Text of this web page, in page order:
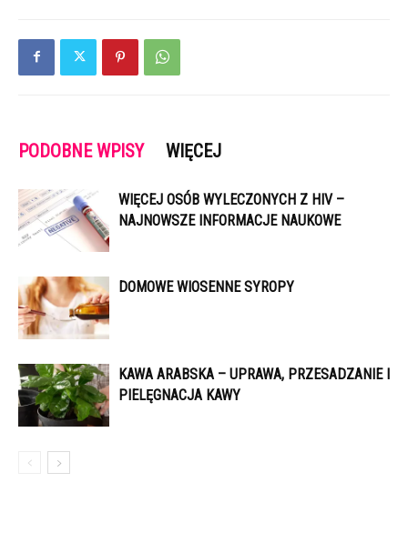
PODOBNE WPISY WIĘCEJ
WIĘCEJ OSÓB WYLECZONYCH Z HIV –
NAJNOWSZE INFORMACJE NAUKOWE
DOMOWE WIOSENNE SYROPY
KAWA ARABSKA – UPRAWA, PRZESADZANIE I
PIELĘGNACJA KAWY